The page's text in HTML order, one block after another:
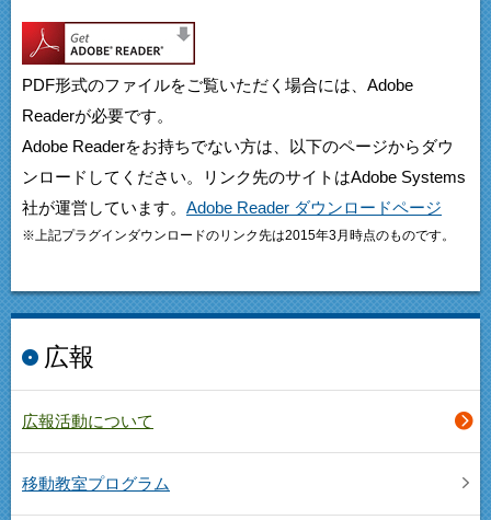
PDF形式のファイルをご覧いただく場合には、Adobe
Readerが必要です。
Adobe Readerをお持ちでない方は、以下のページからダウ
ンロードしてください。リンク先のサイトはAdobe Systems
社が運営しています。 Adobe Reader ダウンロードページ
※上記プラグインダウンロードのリンク先は2015年3月時点のものです。
広報
広報活動について
移動教室プログラム